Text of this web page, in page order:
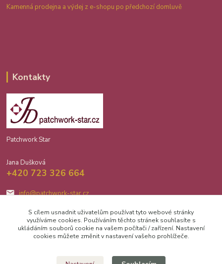
Kamenná prodejna a výdej z e-shopu po předchozí domluvě
Kontakty
Patchwork Star
Jana Dušková
+420 723 326 664
info@patchwork-star.cz
S cílem usnadnit uživatelům používat tyto webové stránky
využíváme cookies. Používáním těchto stránek souhlasíte s
ukládáním souborů cookie na vašem počítači / zařízení. Nastavení
cookies můžete změnit v nastavení vašeho prohlížeče.